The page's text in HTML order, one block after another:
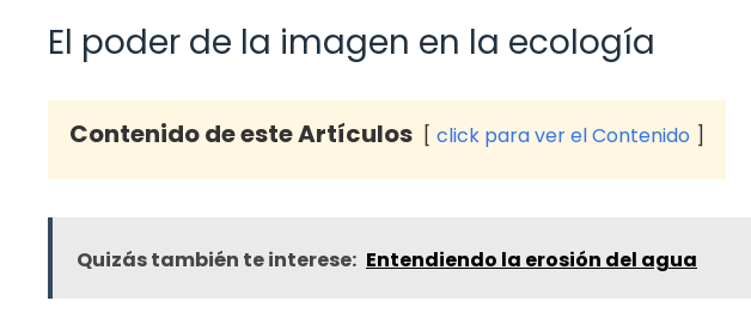
El poder de la imagen en la ecología
Contenido de este Artículos click para ver el Contenido
Quizás también te interese: Entendiendo la erosión del agua